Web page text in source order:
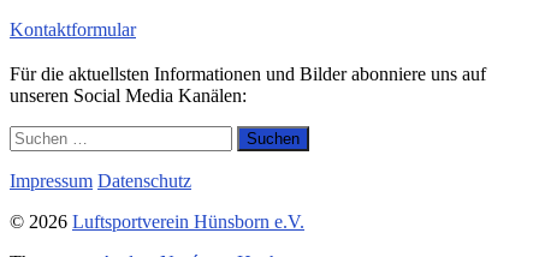
Kontaktformular
Für die aktuellsten Informationen und Bilder abonniere uns auf
unseren Social Media Kanälen:
Suchen
nach:
Impressum Datenschutz
© 2026 Luftsportverein Hünsborn e.V.